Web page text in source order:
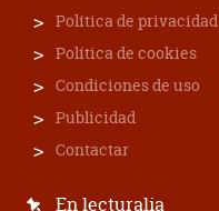
Política de privacidad
Política de cookies
Condiciones de uso
Publicidad
Contactar
En lecturalia